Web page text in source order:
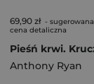
69,90 zł - sugerowana
cena detaliczna
Anthony Ryan